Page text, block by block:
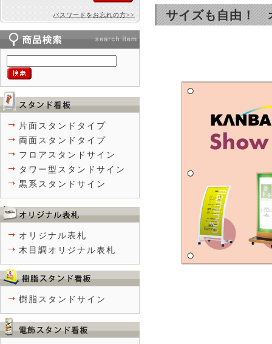
サイズも自由！
パスワードをお忘れの方>>
片面スタンドタイプ
両面スタンドタイプ
フロアスタンドサイン
タワー型スタンドサイン
黒系スタンドサイン
オリジナル表札
木目調オリジナル表札
樹脂スタンドサイン